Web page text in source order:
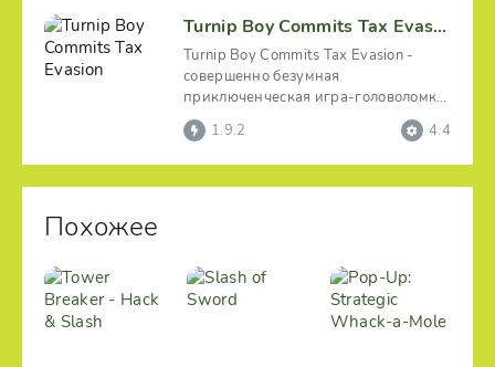
Turnip Boy Commits Tax Evasion
Turnip Boy Commits Tax Evasion -
совершенно безумная
приключенческая игра-головоломка
с элементами бродилки, где
1.9.2 4.4
Похожее